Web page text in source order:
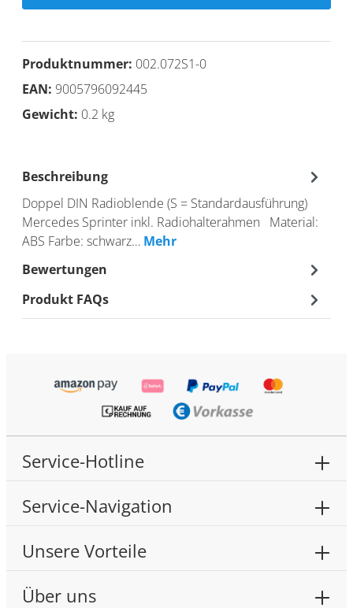
Produktnummer: 002.072S1-0
EAN: 9005796092445
Gewicht: 0.2 kg
Beschreibung
Doppel DIN Radioblende (S = Standardausführung)
Mercedes Sprinter inkl. Radiohalterahmen Material:
ABS Farbe: schwarz… Mehr
Bewertungen
Produkt FAQs
Service-Hotline
Service-Navigation
Unsere Vorteile
Über uns